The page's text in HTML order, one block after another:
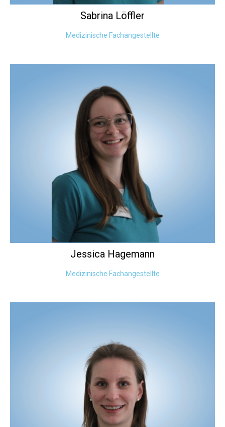
Sabrina Löffler
Medizinische Fachangestellte
Jessica Hagemann
Medizinische Fachangestellte